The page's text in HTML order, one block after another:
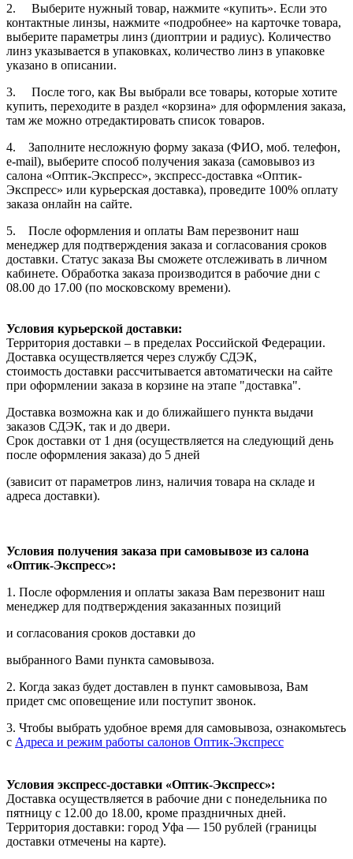
2. Выберите нужный товар, нажмите «купить». Если это
контактные линзы, нажмите «подробнее» на карточке товара,
выберите параметры линз (диоптрии и радиус). Количество
линз указывается в упаковках, количество линз в упаковке
указано в описании.
3. После того, как Вы выбрали все товары, которые хотите
купить, переходите в раздел «корзина» для оформления заказа,
там же можно отредактировать список товаров.
4. Заполните несложную форму заказа (ФИО, моб. телефон,
e-mail), выберите способ получения заказа (самовывоз из
салона «Оптик-Экспресс», экспресс-доставка «Оптик-
Экспресс» или курьерская доставка), проведите 100% оплату
заказа онлайн на сайте.
5. После оформления и оплаты Вам перезвонит наш
менеджер для подтверждения заказа и согласования сроков
доставки. Статус заказа Вы сможете отслеживать в личном
кабинете. Обработка заказа производится в рабочие дни с
08.00 до 17.00 (по московскому времени).
Условия курьерской доставки:
Территория доставки – в пределах Российской Федерации.
Доставка осуществляется через службу СДЭК,
стоимость доставки рассчитывается автоматически на сайте
при оформлении заказа в корзине на этапе "доставка".
Доставка возможна как и до ближайшего пункта выдачи
заказов СДЭК, так и до двери.
Срок доставки от 1 дня (осуществляется на следующий день
после оформления заказа) до 5 дней
(зависит от параметров линз, наличия товара на складе и
адреса доставки).
Условия получения заказа при самовывозе из салона
«Оптик-Экспресс»:
1. После оформления и оплаты заказа Вам перезвонит наш
менеджер для подтверждения заказанных позиций
и согласования сроков доставки до
выбранного Вами пункта самовывоза.
2. Когда заказ будет доставлен в пункт самовывоза, Вам
придет смс оповещение или поступит звонок.
3. Чтобы выбрать удобное время для самовывоза, ознакомьтесь
с Адреса и режим работы салонов Оптик-Экспресс
Условия экспресс-доставки «Оптик-Экспресс»:
Доставка осуществляется в рабочие дни с понедельника по
пятницу с 12.00 до 18.00, кроме праздничных дней.
Территория доставки: город Уфа — 150 рублей (границы
доставки отмечены на карте).